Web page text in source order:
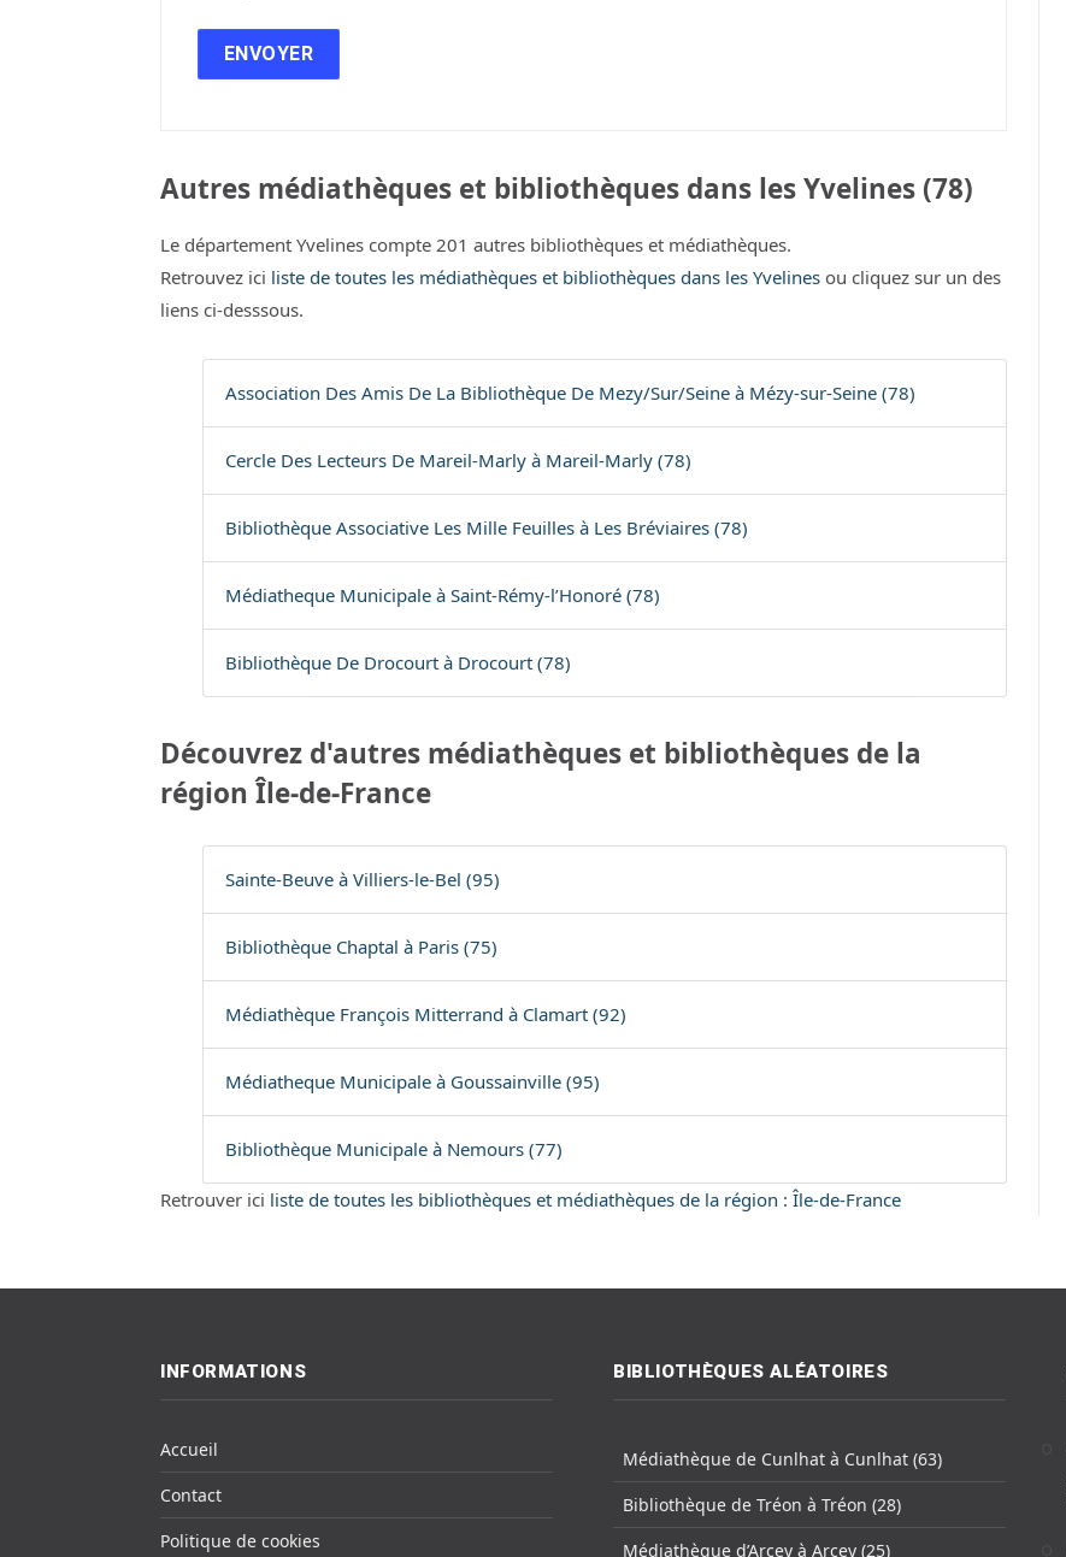
Autres médiathèques et bibliothèques dans les Yvelines (78)
Le département Yvelines compte 201 autres bibliothèques et médiathèques.
Retrouvez ici liste de toutes les médiathèques et bibliothèques dans les Yvelines ou cliquez sur un des
liens ci-desssous.
Association Des Amis De La Bibliothèque De Mezy/Sur/Seine à Mézy-sur-Seine (78)
Cercle Des Lecteurs De Mareil-Marly à Mareil-Marly (78)
Bibliothèque Associative Les Mille Feuilles à Les Bréviaires (78)
Médiatheque Municipale à Saint-Rémy-l’Honoré (78)
Bibliothèque De Drocourt à Drocourt (78)
Découvrez d'autres médiathèques et bibliothèques de la
région Île-de-France
Sainte-Beuve à Villiers-le-Bel (95)
Bibliothèque Chaptal à Paris (75)
Médiathèque François Mitterrand à Clamart (92)
Médiatheque Municipale à Goussainville (95)
Bibliothèque Municipale à Nemours (77)
Retrouver ici liste de toutes les bibliothèques et médiathèques de la région : Île-de-France
INFORMATIONS
Accueil
Contact
Politique de cookies
BIBLIOTHÈQUES ALÉATOIRES
Médiathèque de Cunlhat à Cunlhat (63)
Bibliothèque de Tréon à Tréon (28)
Médiathèque d’Arcey à Arcey (25)